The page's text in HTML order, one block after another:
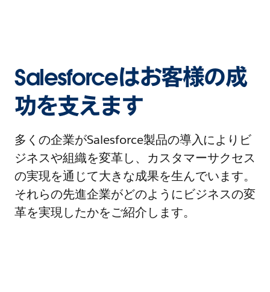
Salesforceはお客様の成
功を支えます
多くの企業がSalesforce製品の導入によりビ
ジネスや組織を変革し、カスタマーサクセス
の実現を通じて大きな成果を生んでいます。
それらの先進企業がどのようにビジネスの変
革を実現したかをご紹介します。